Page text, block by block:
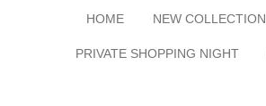
HOME NEW COLLECTION
PRIVATE SHOPPING NIGHT